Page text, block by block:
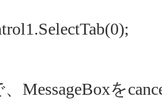
MessageBoxを